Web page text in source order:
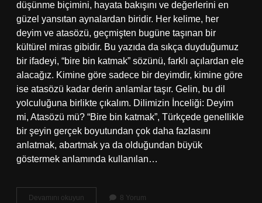
düşünme biçimini, hayata bakışını ve değerlerini en
güzel yansıtan aynalardan biridir. Her kelime, her
deyim ve atasözü, geçmişten bugüne taşınan bir
kültürel miras gibidir. Bu yazıda da sıkça duyduğumuz
bir ifadeyi, “bire bin katmak” sözünü, farklı açılardan ele
alacağız. Kimine göre sadece bir deyimdir, kimine göre
ise atasözü kadar derin anlamlar taşır. Gelin, bu dil
yolculuğuna birlikte çıkalım. Dilimizin İnceliği: Deyim
mi, Atasözü mü? “Bire bin katmak”, Türkçede genellikle
bir şeyin gerçek boyutundan çok daha fazlasını
anlatmak, abartmak ya da olduğundan büyük
göstermek anlamında kullanılan…
Devamını okuyun 8 Yorum